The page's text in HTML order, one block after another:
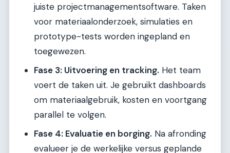
juiste projectmanagementsoftware. Taken
voor materiaalonderzoek, simulaties en
prototype-tests worden ingepland en
toegewezen.
Fase 3: Uitvoering en tracking. Het team
voert de taken uit. Je gebruikt dashboards
om materiaalgebruik, kosten en voortgang
parallel te volgen.
Fase 4: Evaluatie en borging. Na afronding
evalueer je de werkelijke versus geplande